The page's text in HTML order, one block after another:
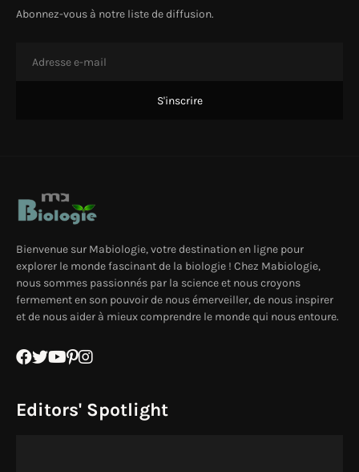
Abonnez-vous à notre liste de diffusion.
Bienvenue sur Mabiologie, votre destination en ligne pour
explorer le monde fascinant de la biologie ! Chez Mabiologie,
nous sommes passionnés par la science et nous croyons
fermement en son pouvoir de nous émerveiller, de nous inspirer
et de nous aider à mieux comprendre le monde qui nous entoure.
Editors' Spotlight